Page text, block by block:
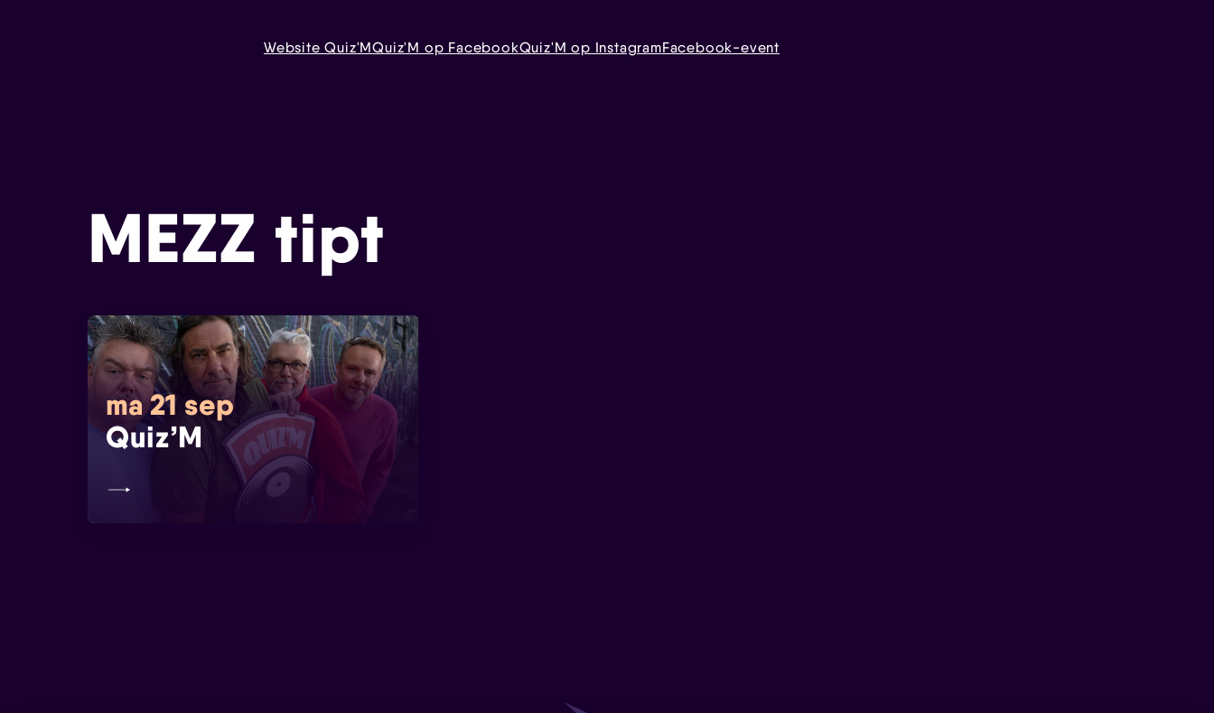
Website Quiz'MQuiz'M op FacebookQuiz'M op InstagramFacebook-event
MEZZ tipt
ma 21 sep
Quiz’M